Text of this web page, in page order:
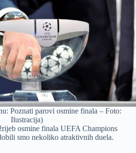
Poznati parovi osmine finala – Foto:
Ilustracija)
osmine finala UEFA Champions
smo nekoliko atraktivnih duela.